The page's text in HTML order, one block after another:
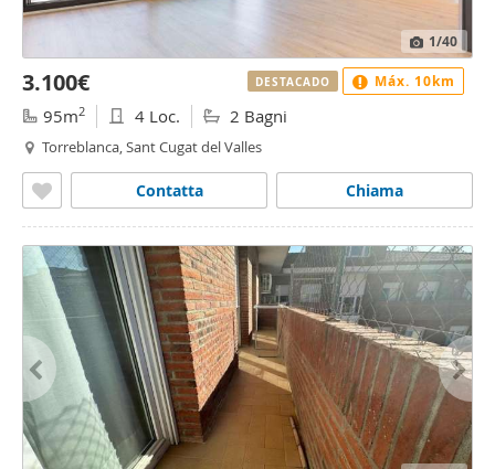
1/40
3.100€
95m2 4 Loc. 2 Bagni
Torreblanca, Sant Cugat del Valles
Chiama
Contatta
DESTACADO Máx. 10km